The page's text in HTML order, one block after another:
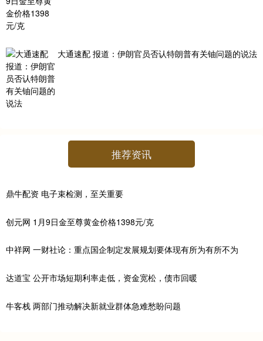
大通速配 报道：伊朗官员否认特朗普有关铀问题的说法
推荐资讯
鼎牛配资 电子束检测，至关重要
创元网 1月9日金至尊黄金价格1398元/克
中祥网 一财社论：重点国企制定发展规划要体现有所为有所不为
达道宝 公开市场短期利率走低，资金宽松，债市回暖
牛客栈 两部门推动解决新就业群体急难愁盼问题